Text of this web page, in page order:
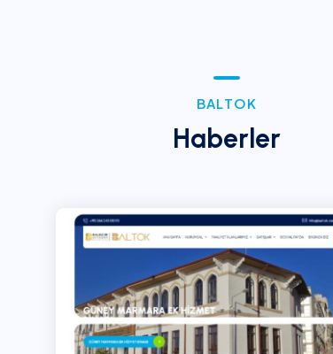
BALTOK
Haberler